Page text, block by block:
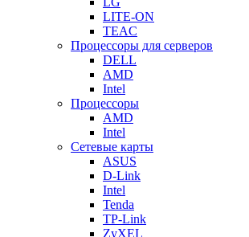
LITE-ON
TEAC
Процессоры для серверов
DELL
AMD
Intel
Процессоры
AMD
Intel
Сетевые карты
ASUS
D-Link
Intel
Tenda
TP-Link
ZyXEL